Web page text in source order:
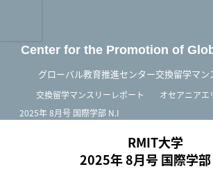
Center for the Promotion of
グローバル教育推進センター交換留学マン
ホーム
交換留学マンスリーレポート オセアニアエ
2025年 8月号 国際学部 N.I
RMIT大学
2025年 8月号 国際学